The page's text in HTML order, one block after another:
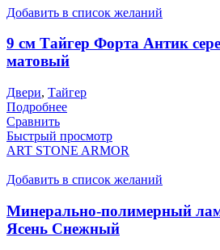
Добавить в список желаний
9 см Тайгер Форта Антик
матовый
Двери, Тайгер
Подробнее
Сравнить
Быстрый просмотр
ART STONE ARMOR
Добавить в список желаний
Минерально-полимерный
Ясень Снежный